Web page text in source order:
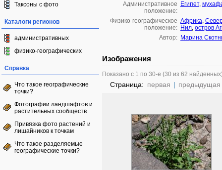
Таксоны с фото
Каталоги регионов
административных
физико-географических
Справка
Что такое географические
точки?
Фотографии ландшафтов и
растительных сообществ
Привязка фото растений и
лишайников к точкам
Что такое разделяемые
географические точки?
Административное
положение:
Египет,
Физико-географическое
положение:
Африка,
Нил, остров
Автор: Марина
Изображения
Показано с 1 по 30-е (30 из 62
Страница: первая | предыдущая